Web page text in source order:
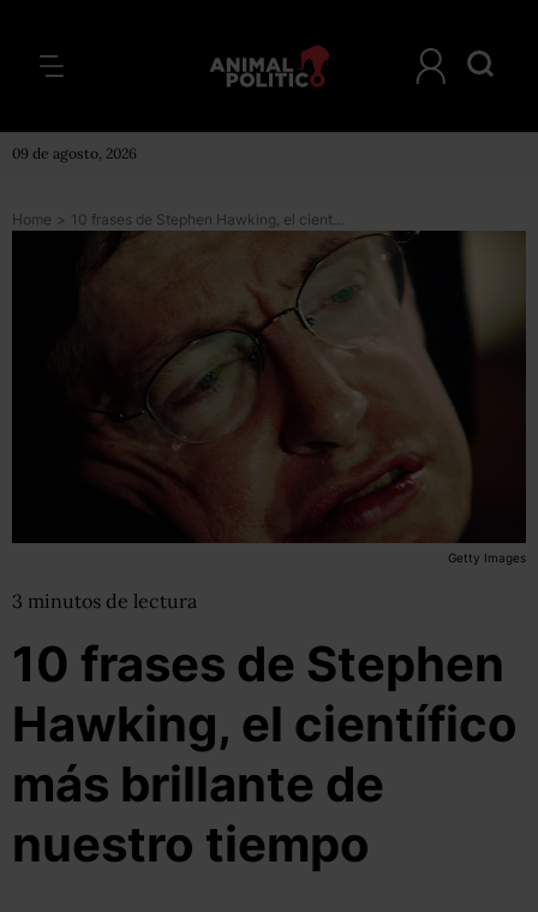
09 de agosto, 2026
Home > 10 frases de Stephen Hawking, el científico más brillante de nuestro tiempo
Getty Images
3 minutos de lectura
10 frases de Stephen
Hawking, el científico
más brillante de
nuestro tiempo